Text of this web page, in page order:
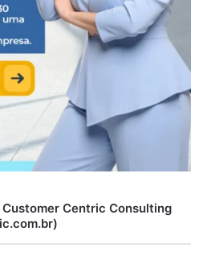
Centric Consulting